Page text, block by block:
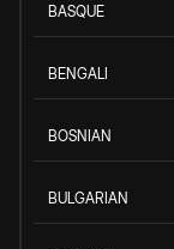
BASQUE
BENGALI
BOSNIAN
BULGARIAN